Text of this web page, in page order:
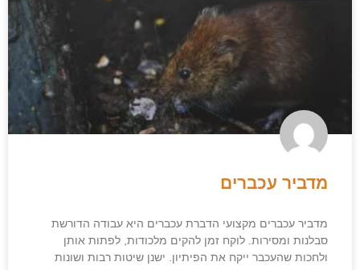
מדביר עכברים
מדביר עכברים מקצועי הדברת עכברים היא עבודה הדורשת
סבלנות ומסירות. לוקח זמן להקים מלכודות, לפתות אותן
ולחכות שהעכבר ייקח את הפיתיון. ישנן שיטות רבות ושונות